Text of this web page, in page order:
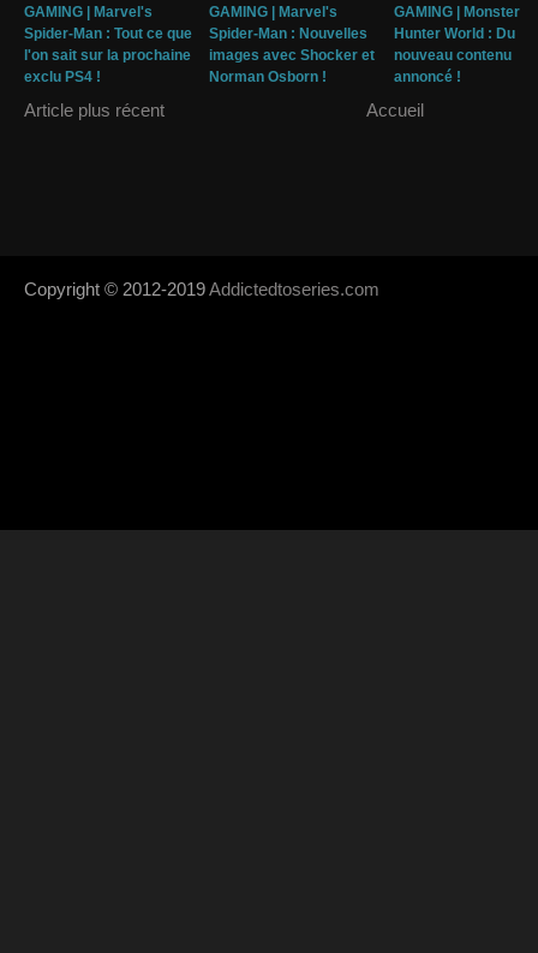
GAMING | Marvel's
Spider-Man : Tout ce que
l'on sait sur la prochaine
exclu PS4 !
GAMING | Marvel's
Spider-Man : Nouvelles
images avec Shocker et
Norman Osborn !
GAMING | Monster
Hunter World : Du
nouveau contenu
annoncé !
Article plus récent Accueil
Copyright © 2012-2019Addictedtoseries.com